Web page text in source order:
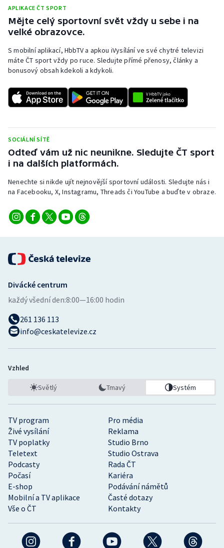
APLIKACE ČT SPORT
Mějte celý sportovní svět vždy u sebe i na
velké obrazovce.
S mobilní aplikací, HbbTV a apkou iVysílání ve své chytré televizi
máte ČT sport vždy po ruce. Sledujte přímé přenosy, články a
bonusový obsah kdekoli a kdykoli.
SOCIÁLNÍ SÍTĚ
Odteď vám už nic neunikne. Sledujte ČT sport
i na dalších platformách.
Nenechte si nikde ujít nejnovější sportovní události. Sledujte nás i
na Facebooku, X, Instagramu, Threads či YouTube a buďte v obraze.
TV program
Pro média
Živé vysílání
Reklama
TV poplatky
Studio Brno
Teletext
Studio Ostrava
Podcasty
Rada ČT
Počasí
Kariéra
E-shop
Podávání námětů
Mobilní a TV aplikace
Časté dotazy
Vše o ČT
Kontakty
Divácké centrum
každý všední den:8:00—16:00 hodin
261 136 113
info@ceskatelevize.cz
Vzhled
Světlý Tmavý Systém